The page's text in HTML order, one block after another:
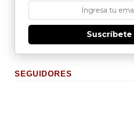
Suscríbete
SEGUIDORES